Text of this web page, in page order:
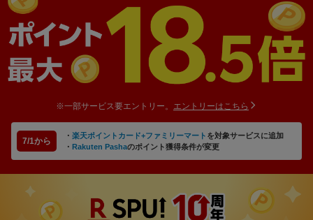
※一部サービス要エントリー。 エントリーはこちら
7/1から
・ 楽天ポイントカード+ファミリーマート を対象サービスに追加
・ Rakuten Pashaのポイント獲得条件が変更